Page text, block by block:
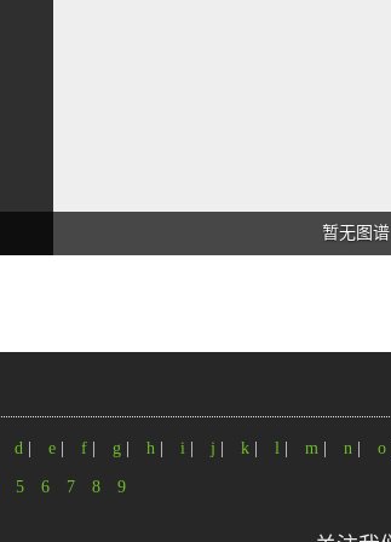
暂无图谱
d e f g h i j k l m n o
5 6 7 8 9